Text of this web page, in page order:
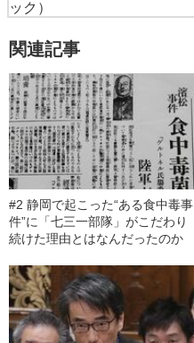
ック）
関連記事
#2 静岡で起こった“ある食中毒事
件”に「七三一部隊」がこだわり
続けた理由とはなんだったのか